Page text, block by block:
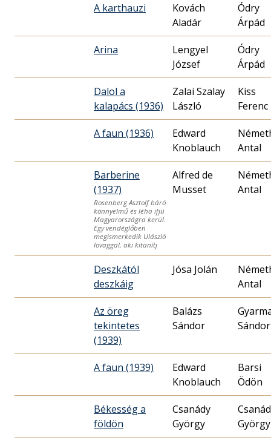
A karthauzi
Kovách
Aladár
Ódry
Árpád
Arina
Lengyel
József
Ódry
Árpád
Dalol a
kalapács (1936)
Zalai Szalay
László
Kiss
Ferenc
A faun (1936)
Edward
Knoblauch
Antal
Barberine
(1937)
Rosenberg Asztolf báró
könnyelmű és léha ifjú
Magyarországra kerül.
Egy vendéglőben
megismerkedik Ulászló
lovaggal, aki kitanítj
Alfred de
Musset
Antal
Deszkától
deszkáig
Jósa Jolán
Antal
Az öreg
tekintetes
(1939)
Balázs
Sándor
Sándor
A faun (1939)
Edward
Knoblauch
Barsi
Ödön
Békesség a
földön
Csanády
György
György